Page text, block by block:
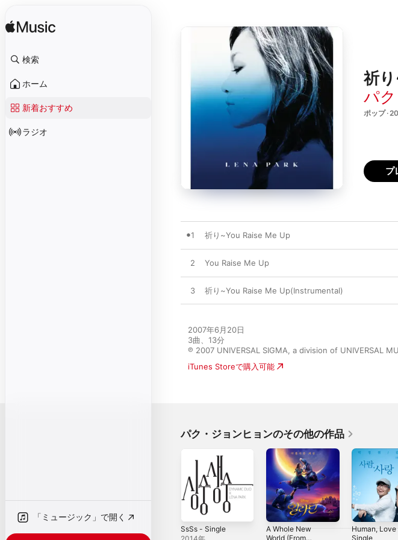
検索
ホーム
新着おすすめ
ラジオ
「ミュージック」で開く
祈
パ
ポップ ·
プ
1 祈り~You Raise Me Up
2 You Raise Me Up
3 祈り~You Raise Me Up(Instrumental)
2007年6月20日
3曲、13分
℗ 2007 UNIVERSAL SIGMA, a division of UNIVERSAL
iTunes Storeで購入可能
パク・ジョンヒョンのその他の作品
SsSs - Single
A Whole New
World (From
Human, Love
Single